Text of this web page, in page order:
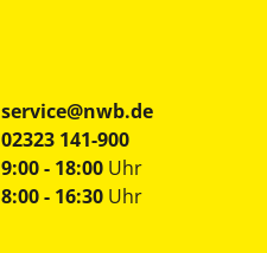
service@nwb.de
02323 141-900
9:00 - 18:00 Uhr
8:00 - 16:30 Uhr